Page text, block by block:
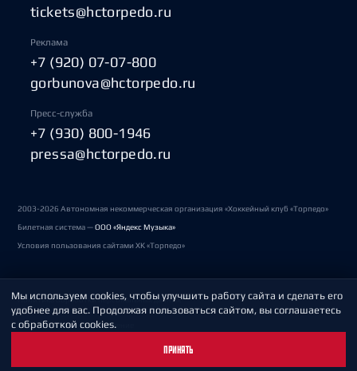
tickets@hctorpedo.ru
Реклама
+7 (920) 07-07-800
gorbunova@hctorpedo.ru
Пресс-служба
+7 (930) 800-1946
pressa@hctorpedo.ru
2003-2026 Автономная некоммерческая организация «Хоккейный клуб «Торпедо»
Билетная система —ООО «Яндекс Музыка»
Условия пользования сайтами ХК «Торпедо»
Политика обработки персональных данных
Пользовательское соглашение
Мы используем cookies, чтобы улучшить работу сайта и сделать его
удобнее для вас. Продолжая пользоваться сайтом, вы соглашаетесь
с обработкой cookies.
ПРИНЯТЬ